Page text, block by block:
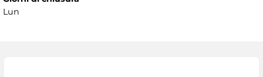
Lun